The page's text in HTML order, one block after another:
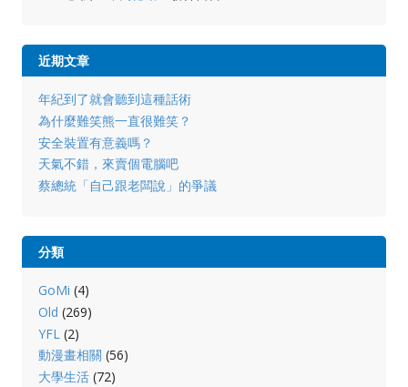
近期文章
年紀到了就會聽到這種話術
為什麼難笑熊一直很難笑？
安全裝置有意義嗎？
天氣不錯，來賣個電腦吧
蔡總統「自己跟老闆說」的爭議
分類
GoMi (4)
Old (269)
YFL (2)
動漫畫相關 (56)
大學生活(72)